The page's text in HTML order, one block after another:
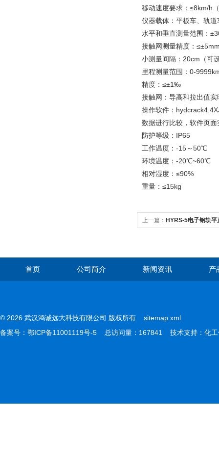
移动速度要求：≤8km/h
仪器载体：平板车、轨
水平和垂直测量范围：
接触网测量精度：
小测量间隔：20cm（可
里程测量范围：0-
精度：≤±1‰
接触网：导高和拉出值
操作软件：
数据进行比较，软件页
防护等级：IP65
工作温度：-15～50℃
环境温度：-20℃~60℃
相对湿度：≤90%
重量：≤15kg
上一篇： HYRS-5电子钢轨
首页 公司简介 新闻资讯 产
© 2026 武汉鸿诚远大科技有限公司 版权所有 sitemap.xml
备案号： 鄂ICP备11001119号-5 总访问量：167841 技术支持： 化